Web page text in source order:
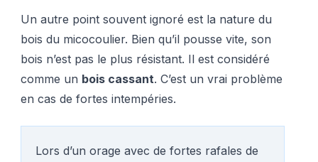
Un autre point souvent ignoré est la nature du
bois du micocoulier. Bien qu’il pousse vite, son
bois n’est pas le plus résistant. Il est considéré
comme un bois cassant. C’est un vrai problème
en cas de fortes intempéries.
Lors d’un orage avec de fortes rafales de